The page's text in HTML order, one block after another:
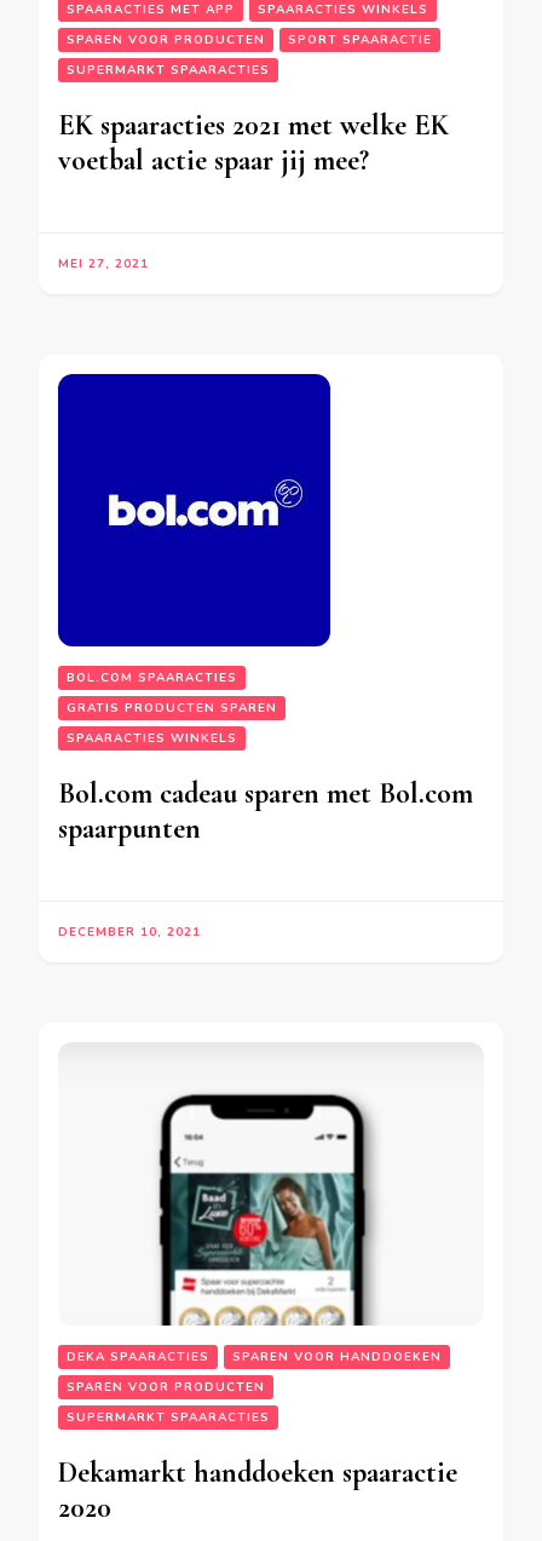
SPAARACTIES MET APP
SPAARACTIES WINKELS
SPAREN VOOR PRODUCTEN
SPORT SPAARACTIE
SUPERMARKT SPAARACTIES
EK spaaracties 2021 met welke EK
voetbal actie spaar jij mee?
MEI 27, 2021
BOL.COM SPAARACTIES
GRATIS PRODUCTEN SPAREN
SPAARACTIES WINKELS
Bol.com cadeau sparen met Bol.com
spaarpunten
DECEMBER 10, 2021
DEKA SPAARACTIES
SPAREN VOOR HANDDOEKEN
SPAREN VOOR PRODUCTEN
SUPERMARKT SPAARACTIES
Dekamarkt handdoeken spaaractie
2020